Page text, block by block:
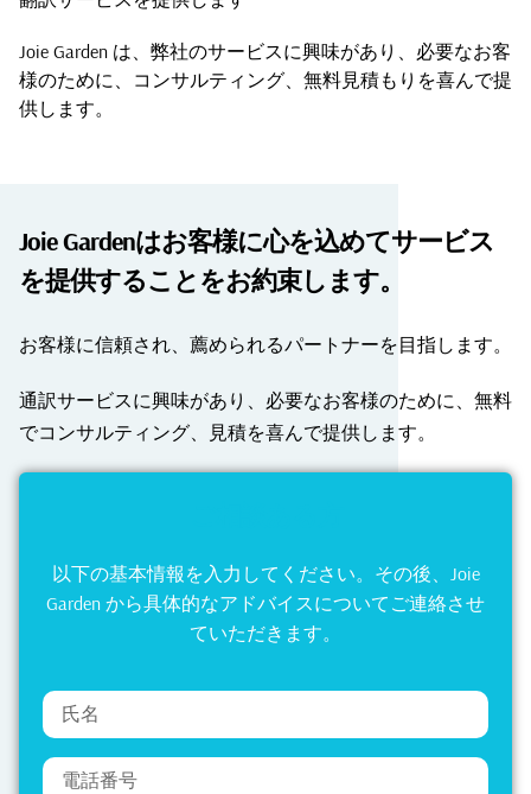
Joie Garden は、弊社のサービスに興味があり、必要なお客
様のために、コンサルティング、無料見積もりを喜んで提
供します。
Joie Gardenはお客様に心を込めてサービス
を提供することをお約束します。
お客様に信頼され、薦められるパートナーを目指します。
通訳サービスに興味があり、必要なお客様のために、無料
でコンサルティング、見積を喜んで提供します。
以下の基本情報を入力してください。その後、Joie
Garden から具体的なアドバイスについてご連絡させ
ていただきます。